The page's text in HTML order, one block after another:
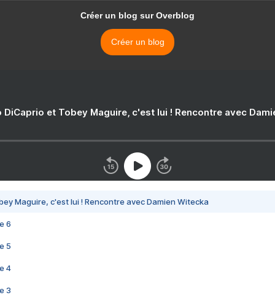
Créer un blog sur Overblog
Créer un blog
DiCaprio et Tobey Maguire, c'est lui ! Rencontre avec
Maguire, c'est lui ! Rencontre avec Damien Witecka
6
5
4
3